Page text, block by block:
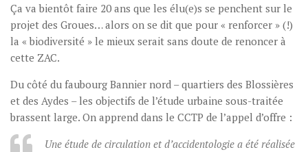
Ça va bientôt faire 20 ans que les élu(e)s se penchent sur le
projet des Groues… alors on se dit que pour « renforcer » (!)
la « biodiversité » le mieux serait sans doute de renoncer à
cette ZAC.
Du côté du faubourg Bannier nord – quartiers des Blossières
et des Aydes – les objectifs de l’étude urbaine sous-traitée
brassent large. On apprend dans le CCTP de l’appel d’offre :
Une étude de circulation et d’accidentologie a été réalisée